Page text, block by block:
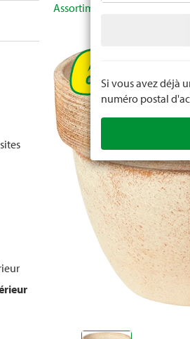
Assortiment
Si vous avez déjà
numéro postal